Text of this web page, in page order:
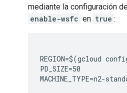
mediante la configuración
enable-wsfc en true :
REGION=$(gcloud
PD_SIZE=50
MACHINE_TYPE=n2-